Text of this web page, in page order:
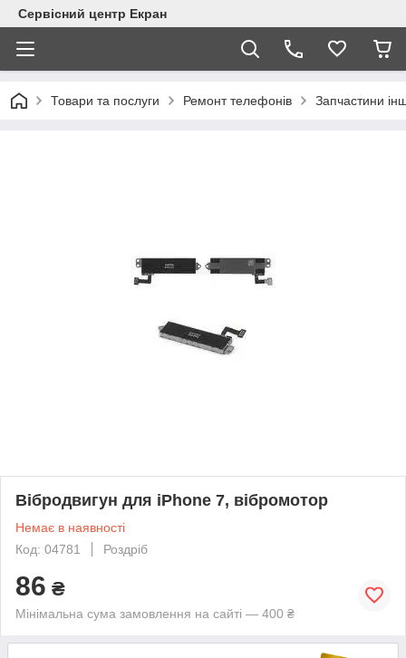
Сервісний центр Екран
Товари та послуги Ремонт телефонів Запчастини
Вібродвигун для iPhone 7, вібромотор
Немає в наявності
Код: 04781
Роздріб
86 ₴
Мінімальна сума замовлення на сайті — 400 ₴